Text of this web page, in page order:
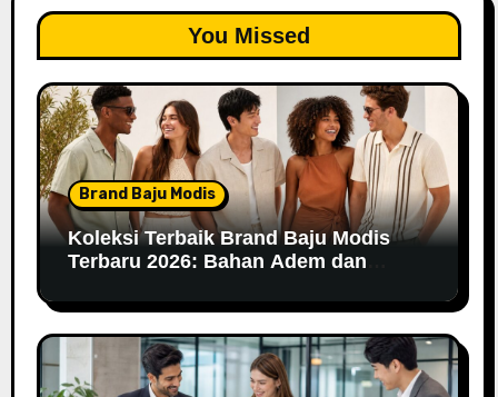
You Missed
Brand Baju Modis
Koleksi Terbaik Brand Baju Modis
Terbaru 2026: Bahan Adem dan